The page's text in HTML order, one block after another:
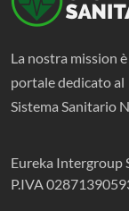
La nostra mission
portale dedicato al
Sistema Sanitario
Eureka Intergroup
P.IVA